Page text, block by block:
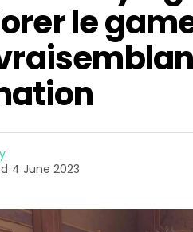
le
4 June 2023